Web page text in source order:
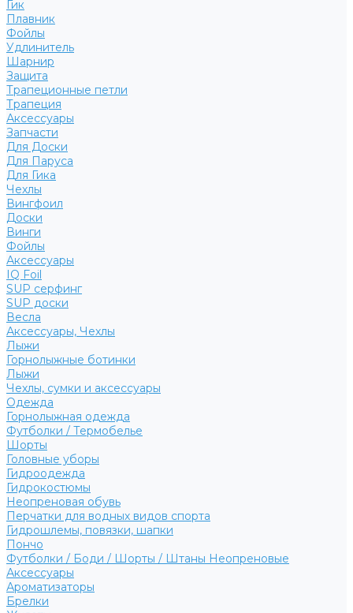
Гик
Плавник
Фойлы
Удлинитель
Шарнир
Защита
Трапеционные петли
Трапеция
Аксессуары
Запчасти
Для Доски
Для Паруса
Для Гика
Чехлы
Вингфоил
Доски
Винги
Фойлы
Аксессуары
IQ Foil
SUP серфинг
SUP доски
Весла
Аксессуары, Чехлы
Лыжи
Горнолыжные ботинки
Лыжи
Чехлы, сумки и аксессуары
Одежда
Горнолыжная одежда
Футболки / Термобелье
Шорты
Головные уборы
Гидроодежда
Гидрокостюмы
Неопреновая обувь
Перчатки для водных видов спорта
Гидрошлемы, повязки, шапки
Пончо
Футболки / Боди / Шорты / Штаны Неопреновые
Аксессуары
Ароматизаторы
Брелки